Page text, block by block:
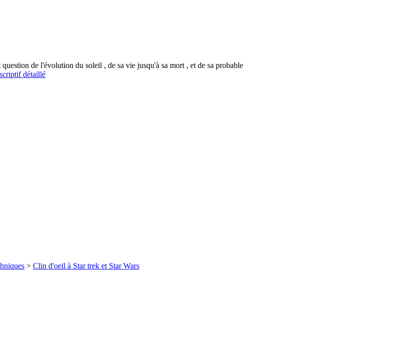
de l'évolution du soleil , de sa vie jusqu'à sa mort , et de sa probable
détaillé
> Clin d'oeil à Star trek et Star Wars